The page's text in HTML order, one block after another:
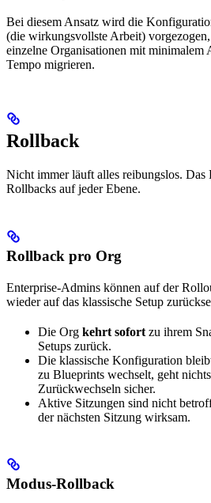
Bei diesem Ansatz wird die
(die wirkungsvollste Arbeit)
einzelne Organisationen mit minimalem
Tempo migrieren.
Rollback
Nicht immer läuft alles reibungslos.
Rollbacks auf jeder Ebene.
Rollback pro Org
Enterprise-Admins können auf der
wieder auf das klassische Setup
Die Org kehrt sofortzu ihrem
Setups zurück.
Die klassische Konfiguration
zu Blueprints wechselt, geht
Zurückwechseln sicher.
Aktive Sitzungen sind nicht
der nächsten Sitzung wirksam.
Modus-Rollback